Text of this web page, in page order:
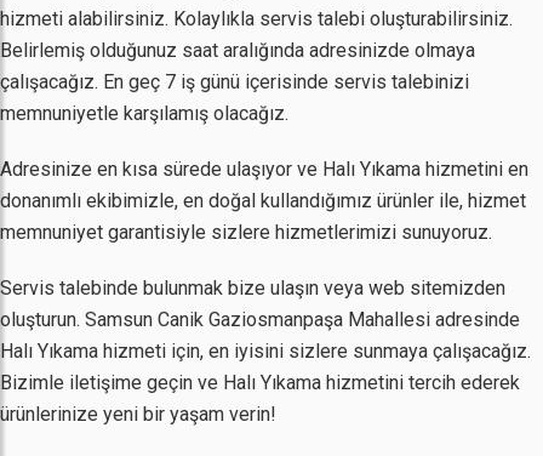
hizmeti alabilirsiniz. Kolaylıkla servis talebi oluşturabilirsiniz.
Belirlemiş olduğunuz saat aralığında adresinizde olmaya
çalışacağız. En geç 7 iş günü içerisinde servis talebinizi
memnuniyetle karşılamış olacağız.
Adresinize en kısa sürede ulaşıyor ve Halı Yıkama hizmetini en
donanımlı ekibimizle, en doğal kullandığımız ürünler ile, hizmet
memnuniyet garantisiyle sizlere hizmetlerimizi sunuyoruz.
Servis talebinde bulunmak bize ulaşın veya web sitemizden
oluşturun. Samsun Canik Gaziosmanpaşa Mahallesi adresinde
Halı Yıkama hizmeti için, en iyisini sizlere sunmaya çalışacağız.
Bizimle iletişime geçin ve Halı Yıkama hizmetini tercih ederek
ürünlerinize yeni bir yaşam verin!